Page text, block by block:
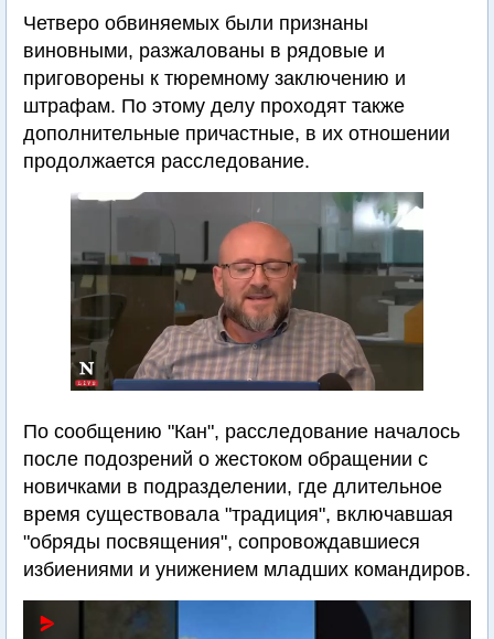
Четверо обвиняемых были признаны
виновными, разжалованы в рядовые и
приговорены к тюремному заключению и
штрафам. По этому делу проходят также
дополнительные причастные, в их отношении
продолжается расследование.
По сообщению "Кан", расследование началось
после подозрений о жестоком обращении с
новичками в подразделении, где длительное
время существовала "традиция", включавшая
"обряды посвящения", сопровождавшиеся
избиениями и унижением младших командиров.